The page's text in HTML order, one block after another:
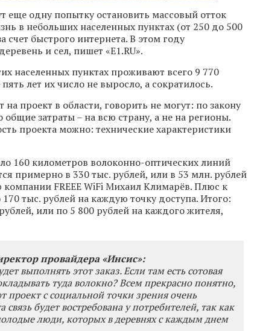
еще одну попытку остановить массовый отток
в небольших населенных пунктах (от 250 до 500
счет быстрого интернета. В этом году
и сел, пишет «Е1.RU».
населенных пунктах проживают всего 9 770
лет их число не выросло, а сократилось.
проект в области, говорить не могут: по закону
затраты – на всю страну, а не на регионы.
проекта можно: технические характеристики
160 километров волоконно-оптических линий
примерно в 330 тыс. рублей, или в 53 млн. рублей
компании FREEE WiFi Михаил Климарёв. Плюс к
тыс. рублей на каждую точку доступа. Итого:
или по 5 800 рублей на каждого жителя,
провайдера «Инсис»:
выполнять этот заказ. Если там есть сотовая
туда волокно? Всем прекрасно понятно,
проект с социальной точки зрения очень
будет востребована у потребителей, так как
люди, которых в деревнях с каждым днем